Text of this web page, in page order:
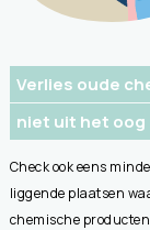
Verlies oude
niet uit het oog
Check ook eens
liggende plaatsen
chemische